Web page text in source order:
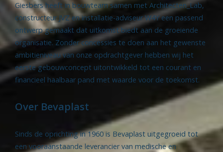
Giesbers heeft in bouwteam samen met Architecten_Lab,
constructeur JVZ en installatie-adviseur W4Y een passend
ontwerp gemaakt dat uitkomst biedt aan de groeiende
organisatie. Zonder concessies te doen aan het gewenste
ambitieniveau van onze opdrachtgever hebben wij het
eerste gebouwconcept uitontwikkeld tot een courant en
financieel haalbaar pand met waarde voor de toekomst.
Over Bevaplast
Sinds de oprichting in 1960 is Bevaplast uitgegroeid tot
een vooraanstaande leverancier van medische en